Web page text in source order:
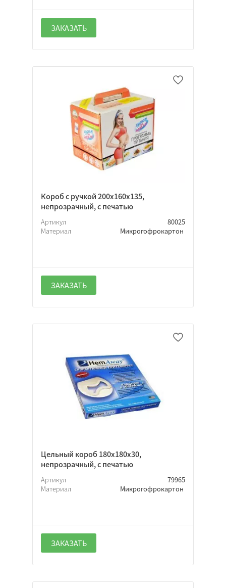
ЗАКАЗАТЬ
Короб с ручкой 200х160х135,
непрозрачный, с печатью
Артикул
80025
Материал
Микрогофрокартон
ЗАКАЗАТЬ
Цельный короб 180х180х30,
непрозрачный, с печатью
Артикул
79965
Материал
Микрогофрокартон
ЗАКАЗАТЬ